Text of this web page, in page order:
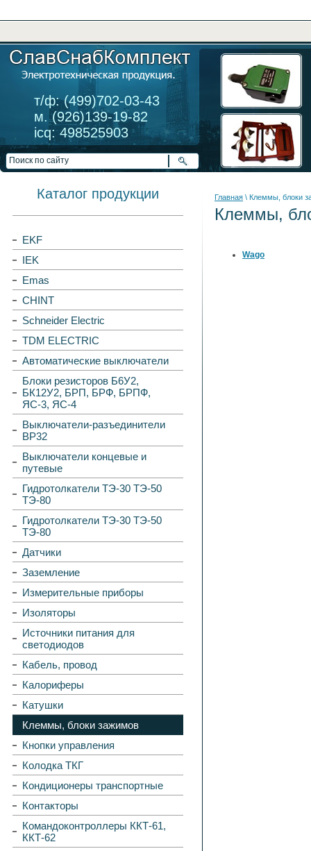
т/ф: (499)702-03-43
м. (926)139-19-82
icq: 498525903
Каталог продукции
EKF
IEK
Emas
CHINT
Schneider Electric
TDM ELECTRIC
Автоматические выключатели
Блоки резисторов Б6У2,
БК12У2, БРП, БРФ, БРПФ,
ЯС-3, ЯС-4
Выключатели-разъединители
ВР32
Выключатели концевые и
путевые
Гидротолкатели ТЭ-30 ТЭ-50
ТЭ-80
Гидротолкатели ТЭ-30 ТЭ-50
ТЭ-80
Датчики
Заземление
Измерительные приборы
Изоляторы
Источники питания для
светодиодов
Кабель, провод
Калориферы
Катушки
Клеммы, блоки зажимов
Кнопки управления
Колодка ТКГ
Кондиционеры транспортные
Контакторы
Командоконтроллеры ККТ-61,
ККТ-62
Главная \ Клеммы, блоки
Клеммы,
Wago